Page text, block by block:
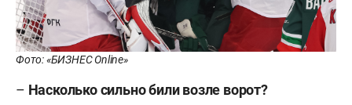
Фото: «БИЗНЕС Online»
– Насколько сильно били возле ворот?